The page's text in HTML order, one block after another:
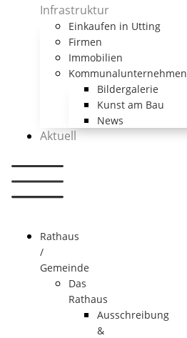
Infrastruktur
Einkaufen in Utting
Firmen
Immobilien
Kommunalunternehmen
Bildergalerie
Kunst am Bau
News
Aktuell
Rathaus
/
Gemeinde
Das
Rathaus
Ausschreibung
&